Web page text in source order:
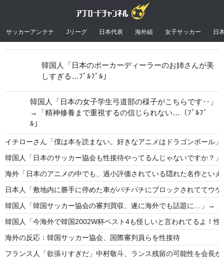
サッカーアンテナ Jリーグ 日本代表 海外組 女子サッカー 日
イチローさん「僕は本を読まない。好きなアニメはドラゴンボール
韓国人「日本のサッカー協会も性接待やってるんじゃないですか？」
海外「日本のアニメの中でも、過小評価されている隠れた名作とい
日本人「敷地内に勝手に停めた車がバチバチにブロックされててウ
韓国人「韓国サッカー協会の審判買収、遂に海外でも話題に…」→
韓国人「今海外で韓国2002W杯ベスト4も怪しいと言われてるよ！性
海外の反応：韓国サッカー協会、国際審判員らを性接待
フランス人「欲張りすぎだ」中村敬斗、ランス残留の可能性を会長
韓国人「日本のポーカーディーラーのお姉さんが美
しすぎる…ﾌﾞﾙﾌﾞﾙ」
韓国人「日本の女子学生弓道部の様子がこちらです‥」
→「精神修養まで重視するの信じられない…（ﾌﾞﾙﾌﾞ
ﾙ」